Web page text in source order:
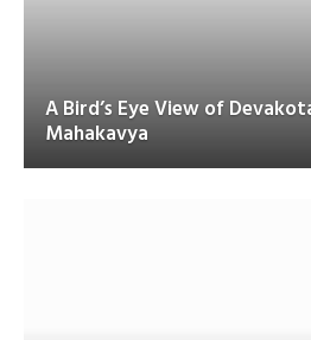
A Bird’s Eye View of
Mahakavya